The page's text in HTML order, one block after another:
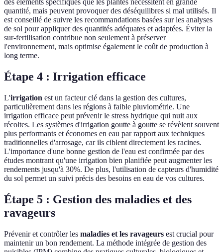
des éléments spécifiques que les plantes nécessitent en grande
quantité, mais peuvent provoquer des déséquilibres si mal utilisés. Il
est conseillé de suivre les recommandations basées sur les analyses
de sol pour appliquer des quantités adéquates et adaptées. Éviter la
sur-fertilisation contribue non seulement à préserver
l'environnement, mais optimise également le coût de production à
long terme.
Étape 4 : Irrigation efficace
L'irrigation est un facteur clé dans la gestion des cultures,
particulièrement dans les régions à faible pluviométrie. Une
irrigation efficace peut prévenir le stress hydrique qui nuit aux
récoltes. Les systèmes d'irrigation goutte à goutte se révèlent souvent
plus performants et économes en eau par rapport aux techniques
traditionnelles d'arrosage, car ils ciblent directement les racines.
L'importance d'une bonne gestion de l'eau est confirmée par des
études montrant qu'une irrigation bien planifiée peut augmenter les
rendements jusqu'à 30%. De plus, l'utilisation de capteurs d'humidité
du sol permet un suivi précis des besoins en eau de vos cultures.
Étape 5 : Gestion des maladies et des
ravageurs
Prévenir et contrôler les maladies et les ravageurs est crucial pour
maintenir un bon rendement. La méthode intégrée de gestion des